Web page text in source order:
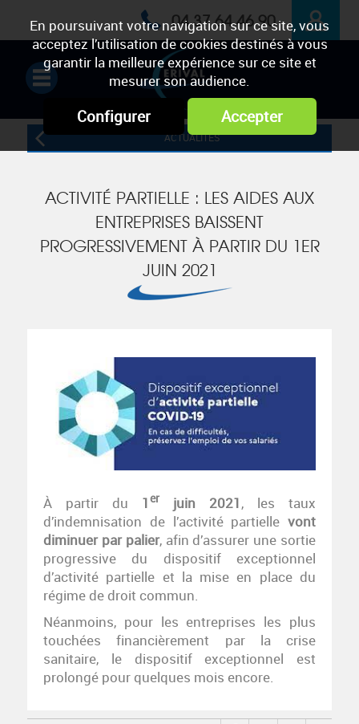
En poursuivant votre navigation sur ce site, vous
acceptez l’utilisation de cookies destinés à vous
garantir la meilleure expérience sur ce site et
mesurer son audience.
Configurer Accepter
ESPACE
PRIVÉ
04 37 64 46 90
ACTUALITÉS
ACTIVITÉ PARTIELLE : LES AIDES AUX
ENTREPRISES BAISSENT
PROGRESSIVEMENT À PARTIR DU 1ER
JUIN 2021
À partir du 1er juin 2021, les taux
d’indemnisation de l’activité partielle vont
diminuer par palier, afin d’assurer une sortie
progressive du dispositif exceptionnel
d’activité partielle et la mise en place du
régime de droit commun.
Néanmoins, pour les entreprises les plus
touchées financièrement par la crise
sanitaire, le dispositif exceptionnel est
prolongé pour quelques mois encore.